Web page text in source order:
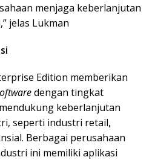
menjaga keberlanjutan
jelas Lukman
Edition memberikan
dengan tingkat
keberlanjutan
seperti industri retail,
Berbagai perusahaan
ini memiliki aplikasi